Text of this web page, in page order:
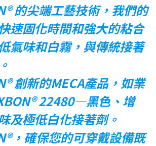
的尖端工藝技術，我們的
速固化時間和強大的粘合
氣味和白霧，與傳統接著
創新的MECA產品，如業
22480—黑色、增
及極低白化接著劑。
，確保您的可穿戴設備既